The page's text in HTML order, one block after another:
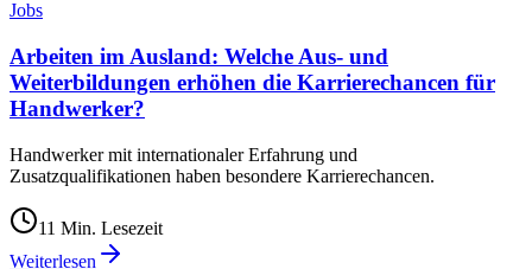
Jobs
Arbeiten im Ausland: Welche Aus- und
Weiterbildungen erhöhen die Karrierechancen für
Handwerker?
Handwerker mit internationaler Erfahrung und
Zusatzqualifikationen haben besondere Karrierechancen.
11 Min. Lesezeit
Weiterlesen